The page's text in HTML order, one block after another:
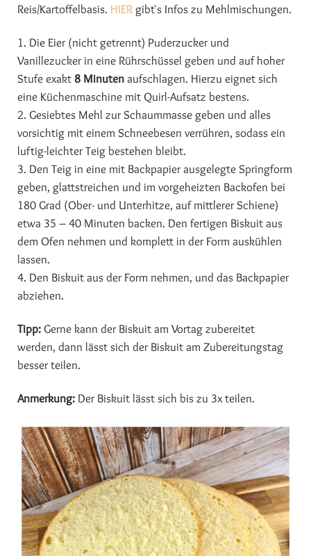
Reis/Kartoffelbasis. HIER gibt`s Infos zu Mehlmischungen.
1. Die Eier (nicht getrennt) Puderzucker und
Vanillezucker in eine Rührschüssel geben und auf hoher
Stufe exakt 8 Minuten aufschlagen. Hierzu eignet sich
eine Küchenmaschine mit Quirl-Aufsatz bestens.
2. Gesiebtes Mehl zur Schaummasse geben und alles
vorsichtig mit einem Schneebesen verrühren, sodass ein
luftig-leichter Teig bestehen bleibt.
3. Den Teig in eine mit Backpapier ausgelegte Springform
geben, glattstreichen und im vorgeheizten Backofen bei
180 Grad (Ober- und Unterhitze, auf mittlerer Schiene)
etwa 35 – 40 Minuten backen. Den fertigen Biskuit aus
dem Ofen nehmen und komplett in der Form auskühlen
lassen.
4. Den Biskuit aus der Form nehmen, und das Backpapier
abziehen.
Tipp: Gerne kann der Biskuit am Vortag zubereitet
werden, dann lässt sich der Biskuit am Zubereitungstag
besser teilen.
Anmerkung: Der Biskuit lässt sich bis zu 3x teilen.